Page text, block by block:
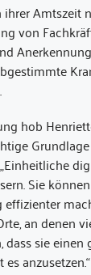
von
hob
Sie
an
dass sie
anzusetzen.“